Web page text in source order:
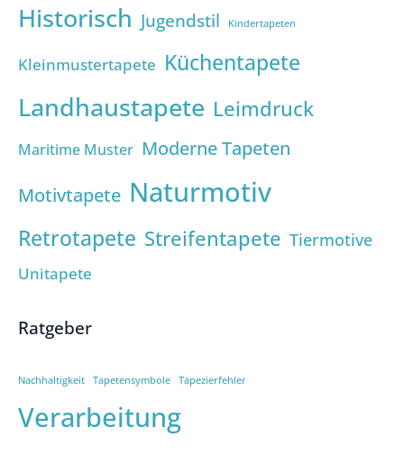
Historisch Jugendstil Kindertapeten
Kleinmustertapete Küchentapete
Landhaustapete Leimdruck
Maritime Muster Moderne Tapeten
Motivtapete Naturmotiv
Retrotapete Streifentapete Tiermotive
Unitapete
Ratgeber
Nachhaltigkeit Tapetensymbole Tapezierfehler
Verarbeitung